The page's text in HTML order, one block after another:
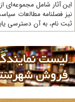
آثار شامل مجموعه‌ای از
فصلنامه مطالعات
نام، به آن دسترسی یابند.